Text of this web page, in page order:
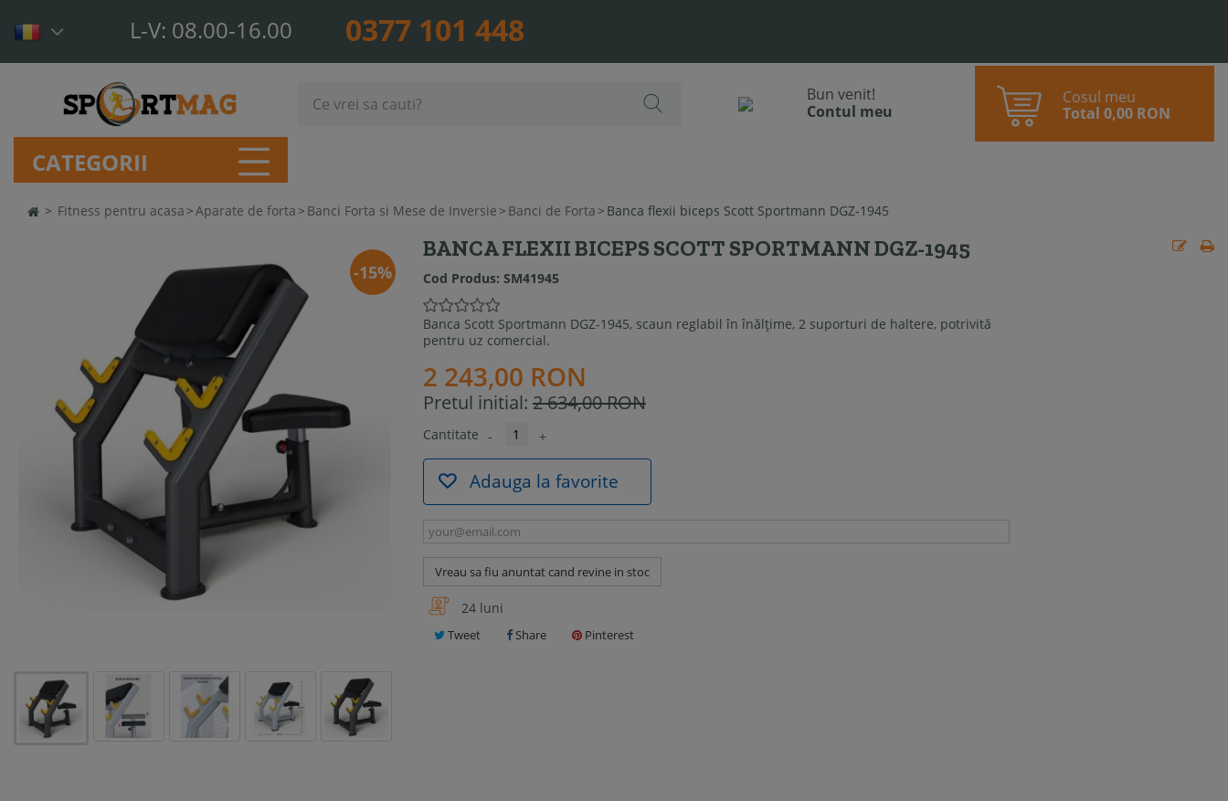
L-V: 08.00-16.00 0377 101 448
bun venit!
contul meu
Cosul meu
Total 0,00 RON
CATEGORII
> Fitness pentru acasa >Aparate de forta > Banci Forta si Mese de Inversie > Banci de Forta > Banca flexii biceps Scott Sportmann DGZ-1945
-15%
BANCA FLEXII BICEPS SCOTT SPORTMANN DGZ-1945
Cod Produs: SM41945
Banca Scott Sportmann DGZ-1945, scaun reglabil în înălţime, 2 suporturi de haltere, potrivită
pentru uz comercial.
2 243,00 RON
Pretul initial: 2 634,00 RON
Cantitate - +
Adauga la favorite
Vreau sa fiu anuntat cand revine in stoc
24 luni
Tweet Share Pinterest